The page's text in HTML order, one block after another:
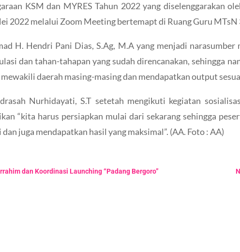
KSM dan MYRES Tahun 2022 yang diselenggarakan
2022 melalui Zoom Meeting bertemapt di Ruang Guru
H. Hendri Pani Dias, S.Ag, M.A yang menjadi
dan tahan-tahapan yang sudah direncanakan, sehingga
mewakili daerah masing-masing dan mendapatkan output
Nurhidayati, S.T setetah mengikuti kegiatan
“kita harus persiapkan mulai dari sekarang sehingga
juga mendapatkan hasil yang maksimal”. (AA. Foto : AA)
dan Koordinasi Launching “Padang Bergoro”